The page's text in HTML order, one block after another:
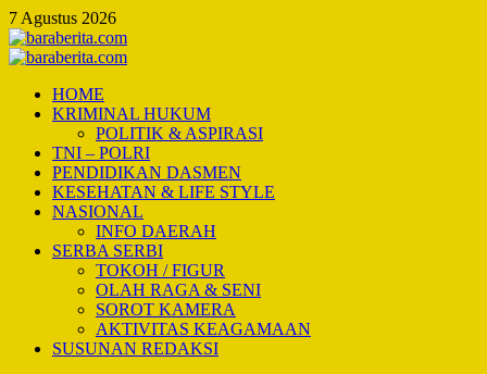
Skip
to
content
7 Agustus 2026
Primary
HOME
KRIMINAL HUKUM
POLITIK & ASPIRASI
TNI – POLRI
PENDIDIKAN DASMEN
KESEHATAN & LIFE STYLE
NASIONAL
INFO DAERAH
SERBA SERBI
TOKOH / FIGUR
OLAH RAGA & SENI
SOROT KAMERA
AKTIVITAS KEAGAMAAN
SUSUNAN REDAKSI